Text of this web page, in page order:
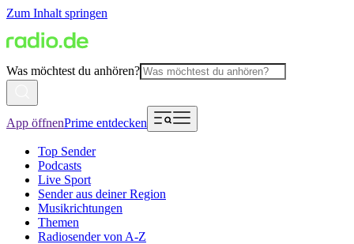
Zum Inhalt springen
Was möchtest du anhören?
App öffnenPrime entdecken
Top Sender
Podcasts
Live Sport
Sender aus deiner Region
Musikrichtungen
Themen
Radiosender von A-Z